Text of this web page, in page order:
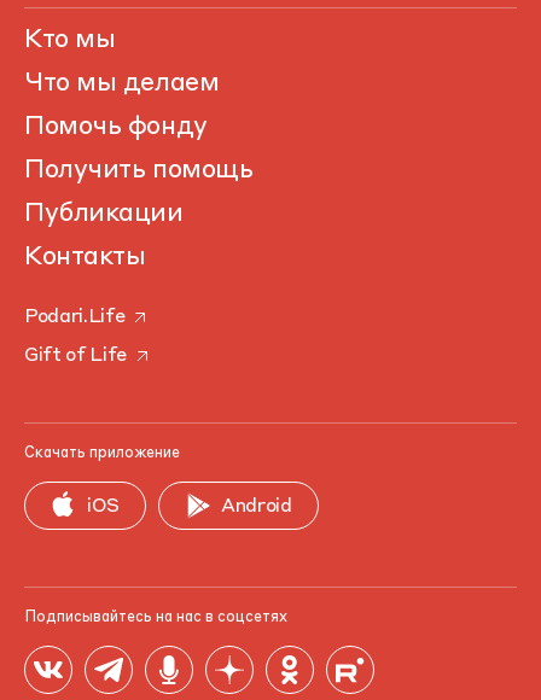
Кто мы
Что мы делаем
Помочь фонду
Получить помощь
Публикации
Контакты
Podari.Life
Gift of Life
Скачать приложение
iOS Android
Подписывайтесь на нас в соцсетях